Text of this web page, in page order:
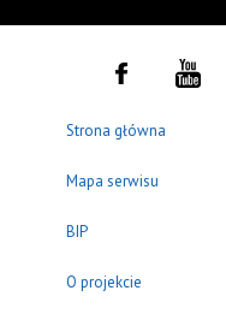
Strona główna
Mapa serwisu
BIP
O projekcie